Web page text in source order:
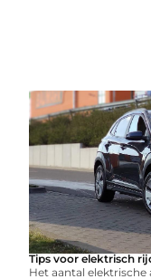
Tips voor elektrisch
Het aantal elektrische